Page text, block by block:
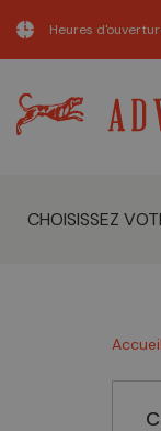
Heures
CHOISISSEZ
Accueil